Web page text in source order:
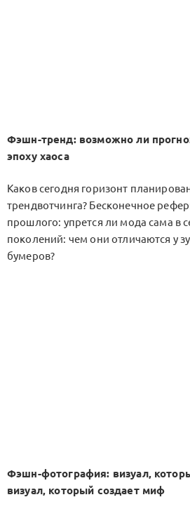
Фэшн-тренд: возможно ли
эпоху хаоса
Каков сегодня горизонт
трендвотчинга? Бесконечное
прошлого: упрется ли мода сама в
поколений: чем они отличаются у
бумеров?
Фэшн-фотография: визуал,
визуал, который создает миф